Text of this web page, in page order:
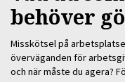
behöver
Misskötsel på
överväganden för
och när måste du agera?